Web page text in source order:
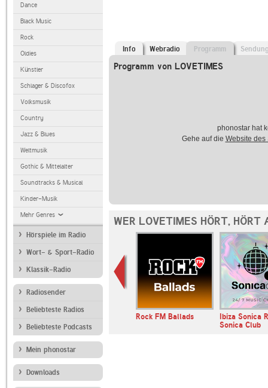
Dance
Black Music
Rock
Oldies
Künstler
Schlager & Discofox
Volksmusik
Country
Jazz & Blues
Weltmusik
Gothic & Mittelalter
Soundtracks & Musical
Kinder-Musik
Mehr Genres
Hörspiele im Radio
Wort- & Sport-Radio
Klassik-Radio
Radiosender
Beliebteste Radios
Beliebteste Podcasts
Mein phonostar
Downloads
Info Webradio Programm
Programm von LOVETIMES
phonostar hat
Gehe auf die Website des
WER LOVETIMES HÖRT, HÖRT
Rock FM Ballads
Ibiza Sonica
Sonica Club